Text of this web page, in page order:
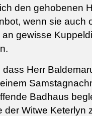
den gehobenen
wenn sie auch
gewisse
dass Herr
Badhaus
der Witwe Keterlyn